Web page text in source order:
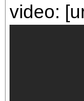
video: